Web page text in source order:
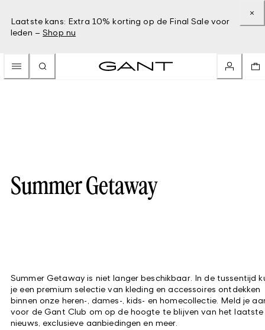
Laatste kans: Extra 10% korting op de Final Sale voor
leden – Shop nu
Summer Getaway
Summer Getawayis niet langer beschikbaar. In de tussentijd
je een premium selectie van kleding en accessoires ontdekken
binnen onze heren-, dames-, kids- en homecollectie. Meld je
voor de Gant Club om op de hoogte te blijven van het laatste
nieuws, exclusieve aanbiedingen en meer.